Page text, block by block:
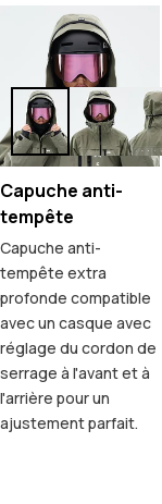
Capuche anti-
tempête
Capuche anti-
tempête extra
profonde compatible
avec un casque avec
réglage du cordon de
serrage à l'avant et à
l'arrière pour un
ajustement parfait.